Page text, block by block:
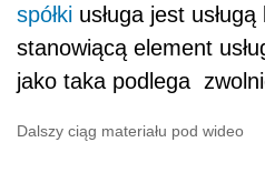
spółki usługa jest
stanowiącą element
jako taka podlega
Dalszy ciąg materiału pod wideo